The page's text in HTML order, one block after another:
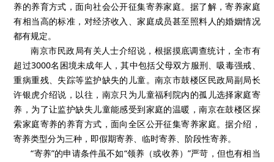
养的养育方式，面向社会公开征集寄养家庭。据了解，寄养家庭
有相当高的标准，对经济收入、家庭成员甚至照料人的婚姻情况
都有规定。
南京市民政局有关人士介绍说，根据摸底调查统计，全市有
超过3000名困境未成年人，其中包括父母双方服刑、吸毒强戒、
重病重残、失踪等监护缺失的儿童。南京市鼓楼区民政局副局长
许银虎介绍说，以往，南京只为儿童福利院内的孤儿选择家庭寄
养，为了让监护缺失儿童能感受到家庭的温暖，南京在鼓楼区探
索家庭寄养的养育方式，面向全区公开征集寄养家庭。据介绍，
寄养类型分为三种，即假期寄养、临时寄养、阶段性寄养。
“寄养”的申请条件虽不如“领养（或收养）”严苛，但也有相当